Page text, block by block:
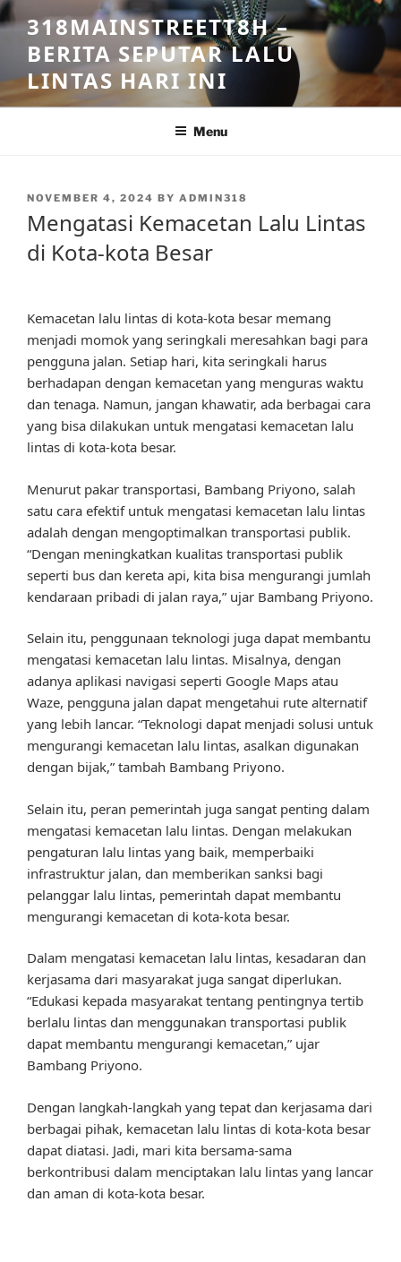
Skip
to
content
318MAINSTREETT8H –
BERITA SEPUTAR LALU
LINTAS HARI INI
Menu
POSTED
NOVEMBER 4, 2024 BY ADMIN318
Mengatasi Kemacetan Lalu Lintas
di Kota-kota Besar
Kemacetan lalu lintas di kota-kota besar memang
menjadi momok yang seringkali meresahkan bagi para
pengguna jalan. Setiap hari, kita seringkali harus
berhadapan dengan kemacetan yang menguras waktu
dan tenaga. Namun, jangan khawatir, ada berbagai cara
yang bisa dilakukan untuk mengatasi kemacetan lalu
lintas di kota-kota besar.
Menurut pakar transportasi, Bambang Priyono, salah
satu cara efektif untuk mengatasi kemacetan lalu lintas
adalah dengan mengoptimalkan transportasi publik.
“Dengan meningkatkan kualitas transportasi publik
seperti bus dan kereta api, kita bisa mengurangi jumlah
kendaraan pribadi di jalan raya,” ujar Bambang Priyono.
Selain itu, penggunaan teknologi juga dapat membantu
mengatasi kemacetan lalu lintas. Misalnya, dengan
adanya aplikasi navigasi seperti Google Maps atau
Waze, pengguna jalan dapat mengetahui rute alternatif
yang lebih lancar. “Teknologi dapat menjadi solusi untuk
mengurangi kemacetan lalu lintas, asalkan digunakan
dengan bijak,” tambah Bambang Priyono.
Selain itu, peran pemerintah juga sangat penting dalam
mengatasi kemacetan lalu lintas. Dengan melakukan
pengaturan lalu lintas yang baik, memperbaiki
infrastruktur jalan, dan memberikan sanksi bagi
pelanggar lalu lintas, pemerintah dapat membantu
mengurangi kemacetan di kota-kota besar.
Dalam mengatasi kemacetan lalu lintas, kesadaran dan
kerjasama dari masyarakat juga sangat diperlukan.
“Edukasi kepada masyarakat tentang pentingnya tertib
berlalu lintas dan menggunakan transportasi publik
dapat membantu mengurangi kemacetan,” ujar
Bambang Priyono.
Dengan langkah-langkah yang tepat dan kerjasama dari
berbagai pihak, kemacetan lalu lintas di kota-kota besar
dapat diatasi. Jadi, mari kita bersama-sama
berkontribusi dalam menciptakan lalu lintas yang lancar
dan aman di kota-kota besar.